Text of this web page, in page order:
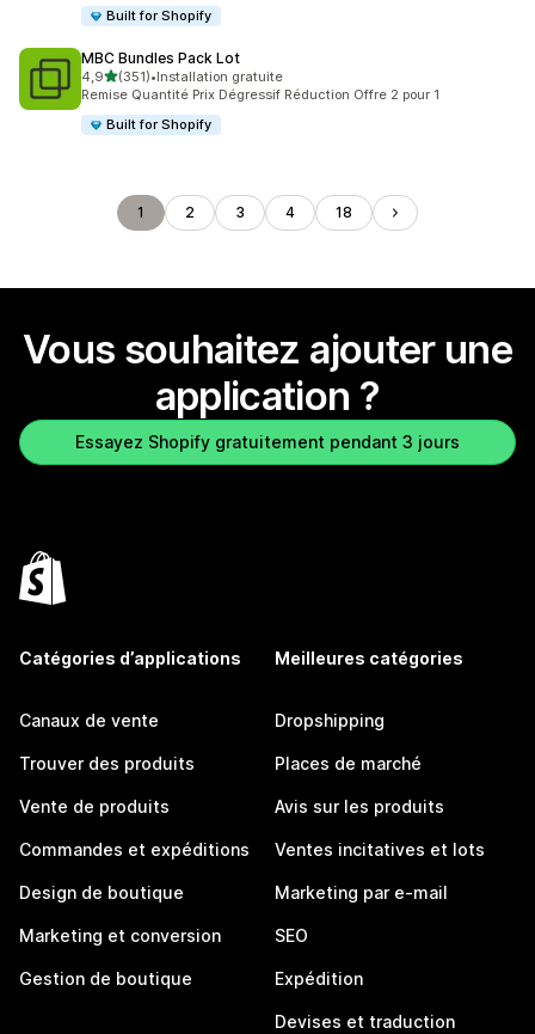
Built for Shopify
MBC Bundles Pack Lot
4,9étoile(s) sur 5
(351)
351 avis au total
•Installation gratuite
Remise Quantité Prix Dégressif Réduction Offre 2 pour 1
Built for Shopify
1 2 3 4 18
Vous souhaitez ajouter une
application ?
Essayez Shopify gratuitement pendant 3 jours
Catégories d’applications
Canaux de vente
Trouver des produits
Vente de produits
Commandes et expéditions
Design de boutique
Marketing et conversion
Gestion de boutique
Meilleures catégories
Dropshipping
Places de marché
Avis sur les produits
Ventes incitatives et lots
Marketing par e-mail
SEO
Expédition
Devises et traduction